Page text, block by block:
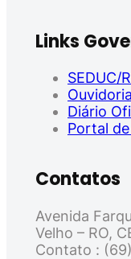
Links
SEDUC/
Diário
Portal
Contatos
Avenida
Velho – RO,
Contato :